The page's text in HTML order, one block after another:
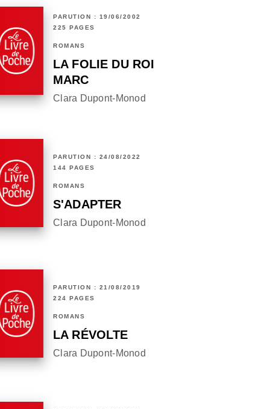
PARUTION : 19/06/2002
225 PAGES
ROMANS
LA FOLIE DU ROI
MARC
Clara Dupont-Monod
PARUTION : 24/08/2022
144 PAGES
ROMANS
S'ADAPTER
Clara Dupont-Monod
PARUTION : 21/08/2019
224 PAGES
ROMANS
LA RÉVOLTE
Clara Dupont-Monod